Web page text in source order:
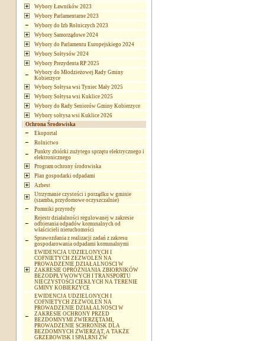
Wybory Ławników 2023
Wybory Parlamentarne 2023
Wybory do Izb Rolniczych 2023
Wybory Samorządowe 2024
Wybory do Parlamentu Europejskiego 2024
Wybory Sołtysów 2024
Wybory Prezydenta RP 2025
Wybory do Młodzieżowej Rady Gminy
Kobierzyce
Wybory Sołtysa wsi Tyniec Mały 2025
Wybory Sołtysa wsi Kuklice 2025
Wybory do Rady Seniorów Gminy Kobierzyce
Wybory sołtysa wsi Kuklice 2026
Ochrona Środowiska
Ekoportal
Rolnictwo
Punkty zbiórki zużytego sprzętu elektrycznego i
elektronicznego
Program ochrony środowiska
Plan gospodarki odpadami
Azbest
Utrzymanie czystości i porządku w gminie
(szamba, przydomowe oczyszczalnie)
Pomniki przyrody
Rejestr działalności regulowanej w zakresie
odbierania odpadów komunalnych od
właścicieli nieruchomości
Sprawozdania z realizacji zadań z zakresu
gospodarowania odpadami komunalnymi
EWIDENCJA UDZIELONYCH I
COFNIETYCH ZEZWOLEŃ NA
PROWADZENIE DZIAŁALNOSCI W
ZAKRESIE OPRÓŻNIANIA ZBIORNIKÓW
BEZODPŁYWOWYCH I TRANSPORTU
NIECZYSTOŚCI CIEKŁYCH NA TERENIE
GMINY KOBIERZYCE
EWIDENCJA UDZIELONYCH I
COFNIETYCH ZEZWOLEŃ NA
PROWADZENIE DZIAŁALNOSCI W
ZAKRESIE OCHRONY PRZED
BEZDOMNYMI ZWIERZĘTAMI,
PROWADZENIE SCHRONISK DLA
BEZDOMNYCH ZWIERZĄT, A TAKŻE
GRZEBOWISK I SPALRNI ZW